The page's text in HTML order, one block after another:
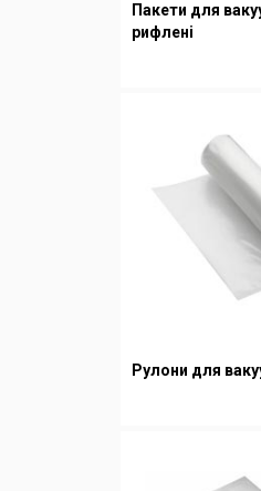
Пакети для
рифлені
Рулони для